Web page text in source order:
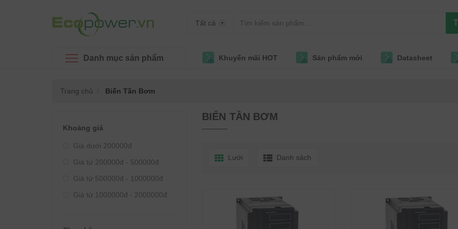
Tất cả
Danh mục sản phẩm Khuyến mãi HOT Sản phẩm mới Datasheet
Trang chủ Biến Tần Bơm
Khoảng giá
Giá dưới 200000đ
Giá từ 200000đ - 500000đ
Giá từ 500000đ - 1000000đ
Giá từ 1000000đ - 2000000đ
BIẾN TẦN BƠM
Lưới Danh sách